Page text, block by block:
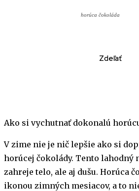
horúca čokoláda
Zdeľať
Ako si vychutnať dokonalú
V zime nie je nič lepšie ako si
horúcej čokolády. Tento lahodný
zahreje telo, ale aj dušu. Horúca
ikonou zimných mesiacov, a to